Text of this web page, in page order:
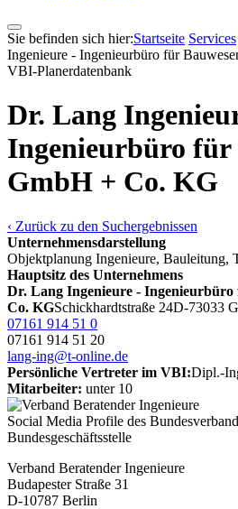
Sie befinden sich hier:Startseite Services
Ingenieure - Ingenieurbüro für
VBI-Pla­ner­daten­bank
Dr. Lang
Ingenieurbüro für
GmbH + Co. KG
‹ Zurück zu den Suchergebnissen
Unternehmensdarstellung
Objektplanung Ingenieure, Bauleitung,
Hauptsitz des Unternehmens
Dr. Lang Ingenieure - Ingenieurbüro
Co. KGSchickhardtstraße 24D-73033
07161 914 51 0
07161 914 51 20
lang-ing@t-online.de
Persönliche Vertreter im VBI:Dipl.-
Mitarbeiter: unter 10
Social Media Profile des
Bundesgeschäftsstelle
Verband Beratender Ingenieure
Budapester Straße 31
D-10787 Berlin